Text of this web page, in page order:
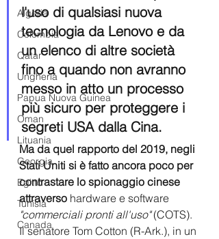
Algeria
Colombia
Qatar
Ungheria
Papua Nuova Guinea
Oman
Lituania
Georgia
Egitto
Tunisia
Canada
l'uso di qualsiasi nuova
tecnologia da Lenovo e da
un elenco di altre società
fino a quando non avranno
messo in atto un processo
più sicuro per proteggere i
segreti USA dalla Cina.
Ma da quel rapporto del 2019, negli
Stati Uniti si è fatto ancora poco per
contrastare lo spionaggio cinese
attraverso hardware e software
"commerciali pronti all'uso" (COTS).
Il senatore Tom Cotton (R-Ark.), in un